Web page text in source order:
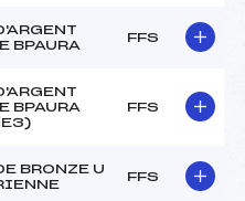
BPAURA
FFS
BPAURA
FFS
BRONZE U
FFS